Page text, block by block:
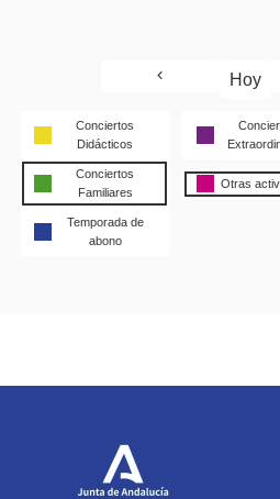
Hoy
Conciertos
Didácticos
Conciertos
Familiares
Otras
Temporada de
abono